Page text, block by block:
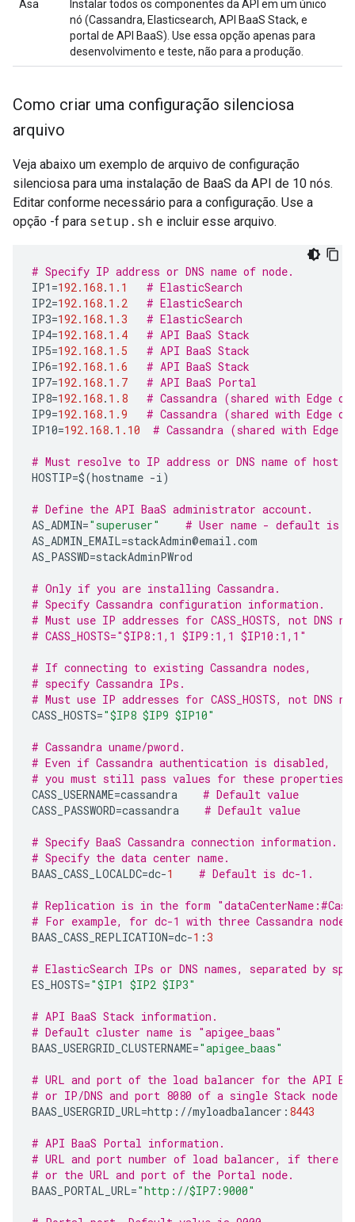
Asa
Instalar todos os componentes da API em um único
nó (Cassandra, Elasticsearch, API BaaS Stack, e
portal de API BaaS). Use essa opção apenas para
desenvolvimento e teste, não para a produção.
Como criar uma configuração silenciosa
arquivo
Veja abaixo um exemplo de arquivo de configuração
silenciosa para uma instalação de BaaS da API de 10 nós.
Editar conforme necessário para a configuração. Use a
opção -f para setup.sh e incluir esse arquivo.
# Specify IP address or DNS name of node.
IP1 =192.168. 1.1
# ElasticSearch
IP2=192.168. 1.2
# ElasticSearch
IP3=192.168. 1.3
# ElasticSearch
IP4=192.168. 1.4
# API BaaS Stack
IP5=192.168. 1.5
# API BaaS Stack
IP6=192.168. 1.6
# API BaaS Stack
IP7=192.168. 1.7
# API BaaS Portal
IP8=192.168. 1.8
# Cassandra (shared with Edge
IP9=192.168. 1.9
# Cassandra (shared with Edge
IP10=192.168. 1.10 # Cassandra (shared with Edge
# Must resolve to IP address or DNS name of
HOSTIP=$(hostname -i)
# Define the API BaaS administrator account.
AS_ADMIN="superuser"
# User name - default is
AS_ADMIN_EMAIL=stackAdmin@email .com
AS_PASSWD=stackAdminPWrod
# Only if you are installing Cassandra.
# Specify Cassandra configuration information.
# Must use IP addresses for CASS_HOSTS, not DNS
# CASS_HOSTS="$IP8:1,1 $IP9:1,1 $IP10:1,1"
# If connecting to existing Cassandra nodes,
# specify Cassandra IPs.
# Must use IP addresses for CASS_HOSTS, not DNS
CASS_HOSTS="$IP8 $IP9 $IP10"
# Cassandra uname/pword.
# Even if Cassandra authentication is disabled,
# you must still pass values for these properties.
CASS_USERNAME=cassandra
# Default value
CASS_PASSWORD=cassandra # Default value
# Specify BaaS Cassandra connection information.
# Specify the data center name.
BAAS_CASS_LOCALDC=dc-1 # Default is dc-1.
# Replication is in the form
# For example, for dc-1 with three Cassandra
BAAS_CASS_REPLICATION=dc-1 :3
# ElasticSearch IPs or DNS names, separated by
ES_HOSTS="$IP1 $IP2 $IP3"
# API BaaS Stack information.
# Default cluster name is "apigee_baas"
BAAS_USERGRID_CLUSTERNAME="apigee_baas"
# URL and port of the load balancer for the API
# or IP/DNS and port 8080 of a single Stack node
BAAS_USERGRID_URL=http : //myloadbalancer : 8443
# API BaaS Portal information.
# URL and port number of load balancer, if
# or the URL and port of the Portal node.
BAAS_PORTAL_URL="http://$IP7:9000"